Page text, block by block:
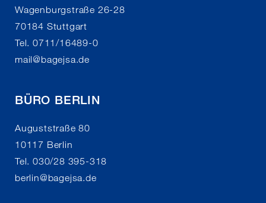
Wagenburgstraße 26-28
70184 Stuttgart
Tel. 0711/16489-0
mail@bagejsa.de
BÜRO BERLIN
Auguststraße 80
10117 Berlin
Tel. 030/28 395-318
berlin@bagejsa.de